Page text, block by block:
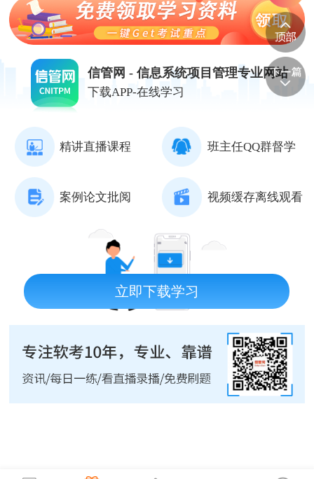
信管网 - 信息系统项目管理专业网站
下载APP-在线学习
精讲直播课程 班主任QQ群督学
案例论文批阅 视频缓存离线观看
立即下载学习